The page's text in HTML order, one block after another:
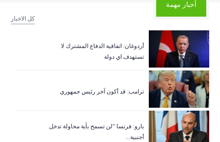
أخبار مهمة
كل الاخبار
أردوغان: اتفاقية الدفاع المشترك لا
تستهدف اي دولة
ترامب: قد أكون آخر رئيس جمهوري
بارو: فرنسا “لن تسمح بأية محاولة تدخل
أجنبية...